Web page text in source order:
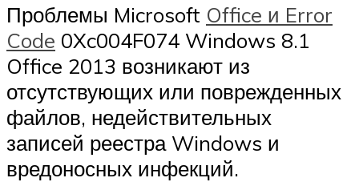
Проблемы Microsoft Office и Error
Code 0Xc004F074 Windows 8.1
Office 2013 возникают из
отсутствующих или поврежденных
файлов, недействительных
записей реестра Windows и
вредоносных инфекций.